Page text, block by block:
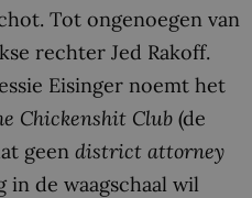
Tot ongenoegen van
rechter Jed Rakoff.
Eisinger noemt het
Chickenshit Club (de
geen district attorney
de waagschaal wil